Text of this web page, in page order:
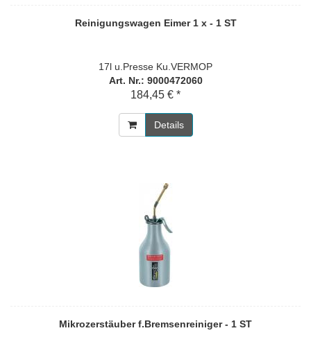
Reinigungswagen Eimer 1 x - 1 ST
17l u.Presse Ku.VERMOP
Art. Nr.: 9000472060
184,45 € *
Details
Mikrozerstäuber f.Bremsenreiniger - 1 ST